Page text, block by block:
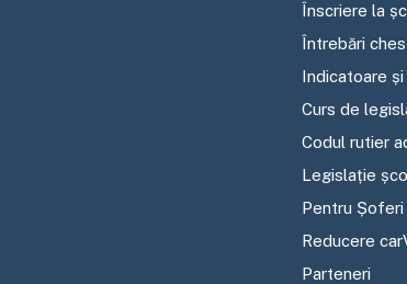
Înscriere la
Întrebări
Indicatoare
Curs de
Codul rutier
Legislație
Pentru Șoferi
Reducere
Parteneri